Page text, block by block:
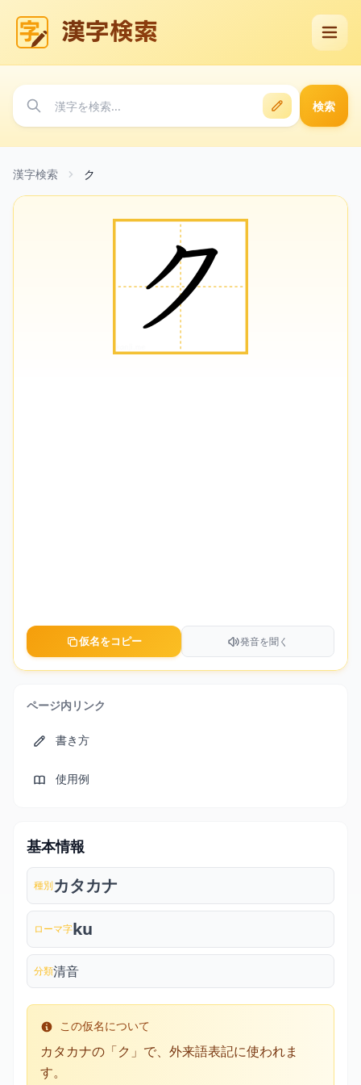
漢字検索
検索
漢字検索 ク
仮名をコピー 発音を聞く
ページ内リンク
書き方
使用例
基本情報
種別カタカナ
ローマ字ku
分類清音
この仮名について
カタカナの「ク」で、外来語表記に使われま
す。